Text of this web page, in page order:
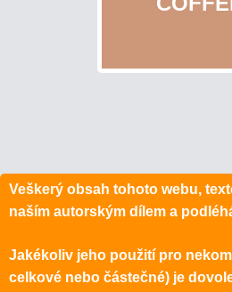
Veškerý obsah tohoto webu,
naším autorským dílem a
Jakékoliv jeho použití pro
celkové nebo částečné) je